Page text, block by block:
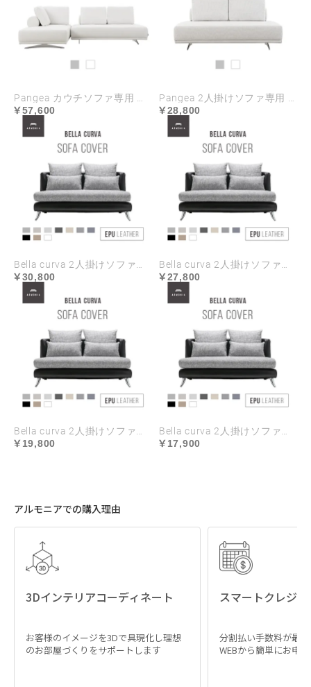
57,600 28,800
30,800 27,800
19,800 17,900
アルモニアでの購入理由
3Dインテリアコーディネート
お客様のイメージを3Dで具現化し理想
のお部屋づくりをサポートします
スマートクレジ
分割払い手数料が最
WEBから簡単にお申